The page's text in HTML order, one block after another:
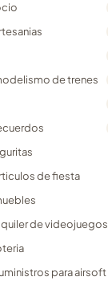
de trenes
de fiesta
de videojuegos
para airsoft